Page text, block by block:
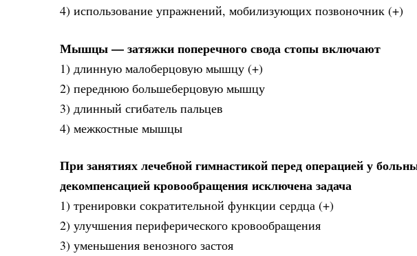
4) использование упражнений, мобилизующих позвоночник (+)
Мышцы — затяжки поперечного свода стопы включают
1) длинную малоберцовую мышцу (+)
2) переднюю большеберцовую мышцу
3) длинный сгибатель пальцев
4) межкостные мышцы
При занятиях лечебной гимнастикой перед операцией у
декомпенсацией кровообращения исключена задача
1) тренировки сократительной функции сердца (+)
2) улучшения периферического кровообращения
3) уменьшения венозного застоя